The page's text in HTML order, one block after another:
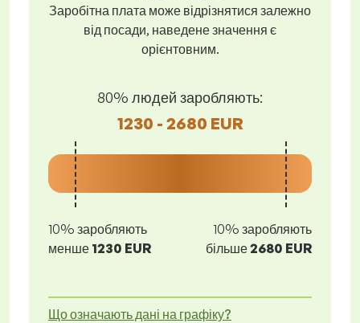
Заробітна плата може відрізнятися залежно
від посади, наведене значення є
орієнтовним.
80% людей заробляють:
1230 - 2680 EUR
10% заробляють
менше 1230 EUR
10% заробляють
більше2680 EUR
Що означають дані на графіку?